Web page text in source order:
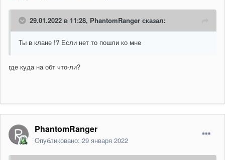
29.01.2022 в 11:28, PhantomRanger сказал:
Ты в клане !? Если нет то пошли ко мне
где куда на обт что-ли?
PhantomRanger
Опубликовано: 29 января 2022